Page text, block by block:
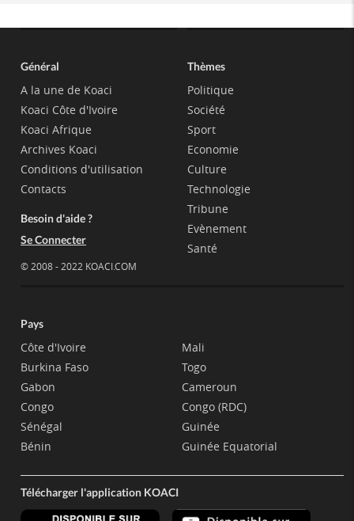
Général
A la une de Koaci
Koaci Côte d'Ivoire
Koaci Afrique
Archives Koaci
Conditions d'utilisation
Contacts
Besoin d'aide ?
Se Connecter
© 2008 - 2022 KOACI.COM
Thèmes
Politique
Société
Sport
Economie
Culture
Technologie
Tribune
Evènement
Santé
Pays
Côte d'Ivoire
Burkina Faso
Gabon
Congo
Sénégal
Bénin
Mali
Togo
Cameroun
Congo (RDC)
Guinée
Guinée Equatorial
Télécharger l'application KOACI